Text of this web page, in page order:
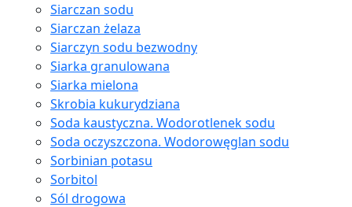
Siarczan sodu
Siarczan żelaza
Siarczyn sodu bezwodny
Siarka granulowana
Siarka mielona
Skrobia kukurydziana
Soda kaustyczna. Wodorotlenek sodu
Soda oczyszczona. Wodorowęglan sodu
Sorbinian potasu
Sorbitol
Sól drogowa